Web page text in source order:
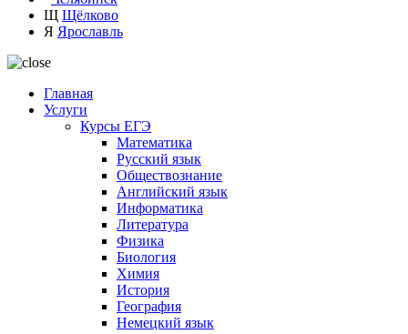
Щ Щёлково
Я Ярославль
Главная
Услуги
Курсы ЕГЭ
Математика
Русский язык
Обществознание
Английский язык
Информатика
Литература
Физика
Биология
Химия
История
География
Немецкий язык